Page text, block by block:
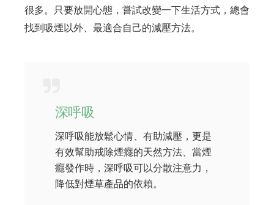
很多。只要放開心態，嘗試改變一下生活方式，總會
找到吸煙以外、最適合自己的減壓方法。
深呼吸
深呼吸能放鬆心情、有助減壓，更是
有效幫助戒除煙癮的天然方法、當煙
癮發作時，深呼吸可以分散注意力，
降低對煙草產品的依賴。